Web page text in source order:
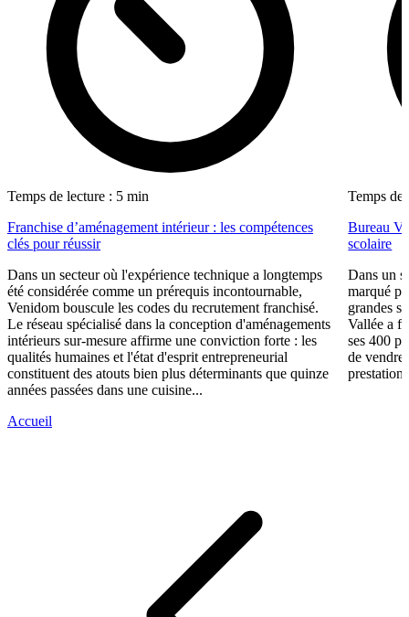
Temps de lecture : 5 min
Franchise d’aménagement intérieur : les compétences
clés pour réussir
Dans un secteur où l'expérience technique a longtemps
été considérée comme un prérequis incontournable,
Venidom bouscule les codes du recrutement franchisé.
Le réseau spécialisé dans la conception d'aménagements
intérieurs sur-mesure affirme une conviction forte : les
qualités humaines et l'état d'esprit entrepreneurial
constituent des atouts bien plus déterminants que quinze
années passées dans une cuisine...
Temps de
Bureau
scolaire
Dans un
marqué
grandes
Vallée a
ses 400
de vendre
Accueil